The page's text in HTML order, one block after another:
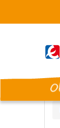
contenido